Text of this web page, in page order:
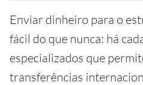
Enviar dinheiro para o
fácil do que nunca: há
especializados que
transferências